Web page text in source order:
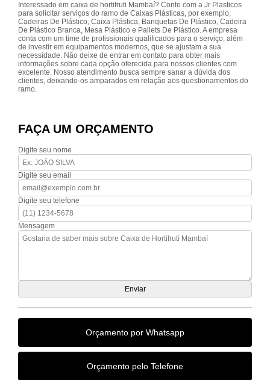
Interessado em caixa de hortifruti Mambaí? Conte com a Jr Plasticos
para solicitar serviços do ramo de Caixas Plásticas, por exemplo,
Cadeiras De Plástico, Caixa Plástica, Banquetas De Plástico, Cadeira
De Plástico Branca, Mesa Plástico e Pallets De Plástico. A empresa
conta com um time de profissionais qualificados para o serviço, além
de investir em equipamentos modernos, que se ajustam a sua
necessidade. Não deixe de entrar em contato para obter mais
informações sobre cada opção oferecida para nossos clientes com
excelente. Nosso atendimento busca sempre sanar a dúvida dos
clientes, deixando-os amparados em relação aos questionamentos do
ramo.
FAÇA UM ORÇAMENTO
Digite seu nome
Digite seu email
Digite seu telefone
Mensagem
Orçamento por Whatsapp
Orçamento pelo Telefone